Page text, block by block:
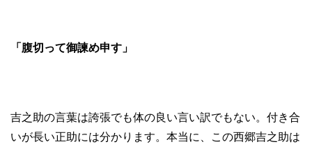
「腹切って御諫め申す」
吉之助の言葉は誇張でも体の良い言い訳でもない。付き合
いが長い正助には分かります。本当に、この西郷吉之助は